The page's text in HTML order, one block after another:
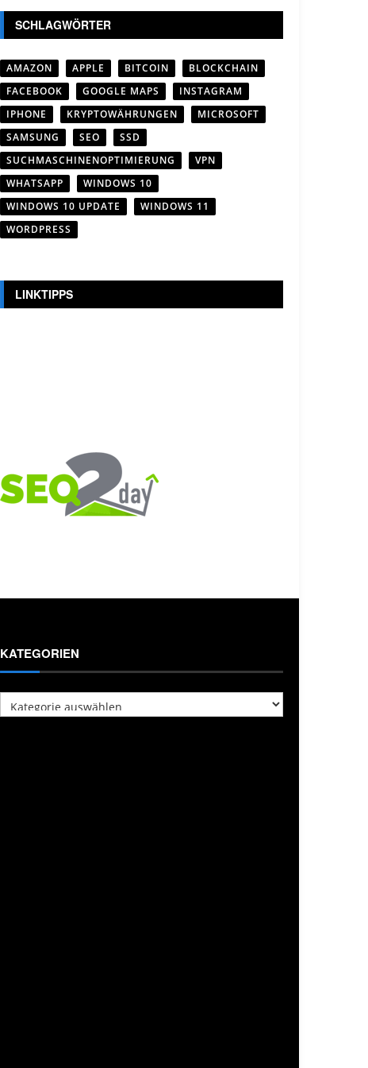
SCHLAGWÖRTER
AMAZON APPLE BITCOIN
BLOCKCHAIN
FACEBOOK
GOOGLE MAPS
INSTAGRAM
IPHONE
KRYPTOWÄHRUNGEN
MICROSOFT
SAMSUNG
SEO
SSD
SUCHMASCHINENOPTIMIERUNG
VPN
WHATSAPP
WINDOWS 10
WINDOWS 10 UPDATE
WINDOWS 11
WORDPRESS
LINKTIPPS
KATEGORIEN
Kategorien